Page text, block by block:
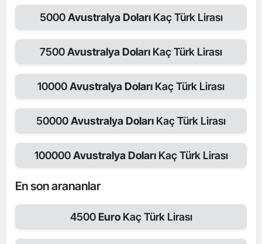
5000Avustralya DolarıKaç Türk Lirası
7500Avustralya Doları Kaç Türk Lirası
10000Avustralya Doları Kaç Türk Lirası
50000Avustralya Doları Kaç Türk Lirası
100000Avustralya DolarıKaç Türk Lirası
En son arananlar
4500EuroKaç Türk Lirası